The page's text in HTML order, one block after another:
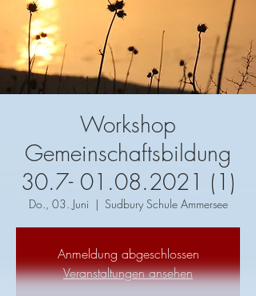
Workshop
Gemeinschaftsbildung
30.7- 01.08.2021 (1)
Do., 03. Juni
  |
Sudbury Schule Ammersee
Anmeldung abgeschlossen
Veranstaltungen ansehen